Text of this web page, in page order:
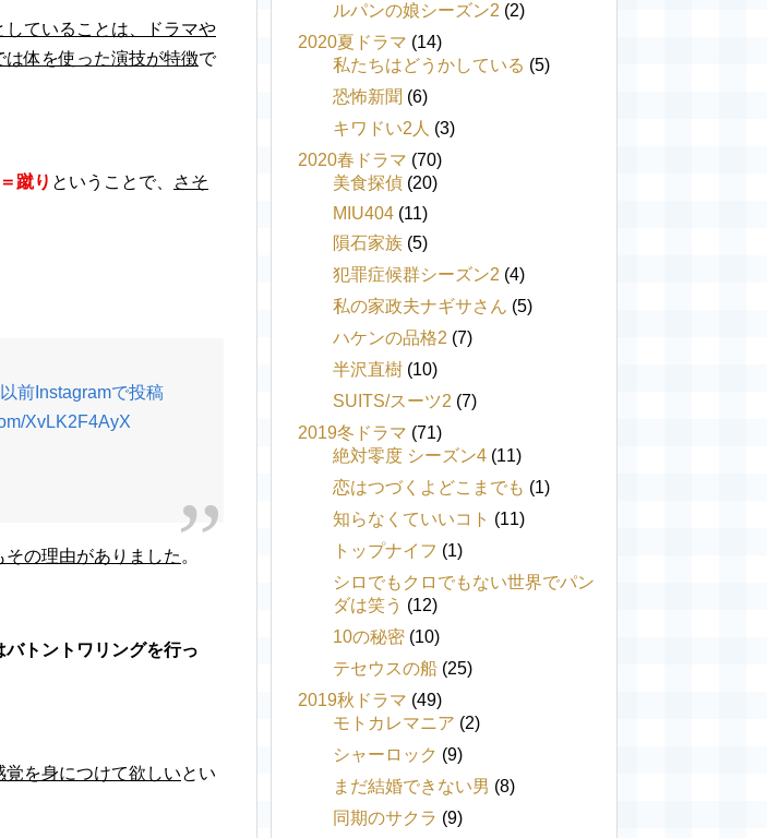
していることは、ドラマや
体を使った演技が特徴で
蹴り ということで、
さそ
前Instagramで投稿
XvLK2F4AyX
の理由がありました 。
トントワリングを行っ
を身につけて欲しいとい
ルパンの娘シーズン2 (2)
2020夏ドラマ (14)
私たちはどうかしている (5)
恐怖新聞 (6)
キワドい2人 (3)
2020春ドラマ (70)
美食探偵 (20)
MIU404 (11)
隕石家族 (5)
犯罪症候群シーズン2 (4)
私の家政夫ナギサさん (5)
ハケンの品格2 (7)
半沢直樹 (10)
SUITS/スーツ2 (7)
2019冬ドラマ (71)
絶対零度 シーズン4 (11)
恋はつづくよどこまでも (1)
知らなくていいコト (11)
トップナイフ (1)
シロでもクロでもない世界でパン
ダは笑う (12)
10の秘密 (10)
テセウスの船 (25)
2019秋ドラマ (49)
モトカレマニア (2)
シャーロック (9)
まだ結婚できない男 (8)
同期のサクラ (9)